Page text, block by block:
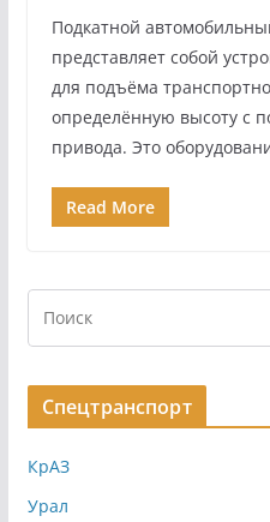
Подкатной
представляет собой
для подъёма
определённую высоту с
привода. Это
Read More
Спецтранспорт
КрАЗ
Урал